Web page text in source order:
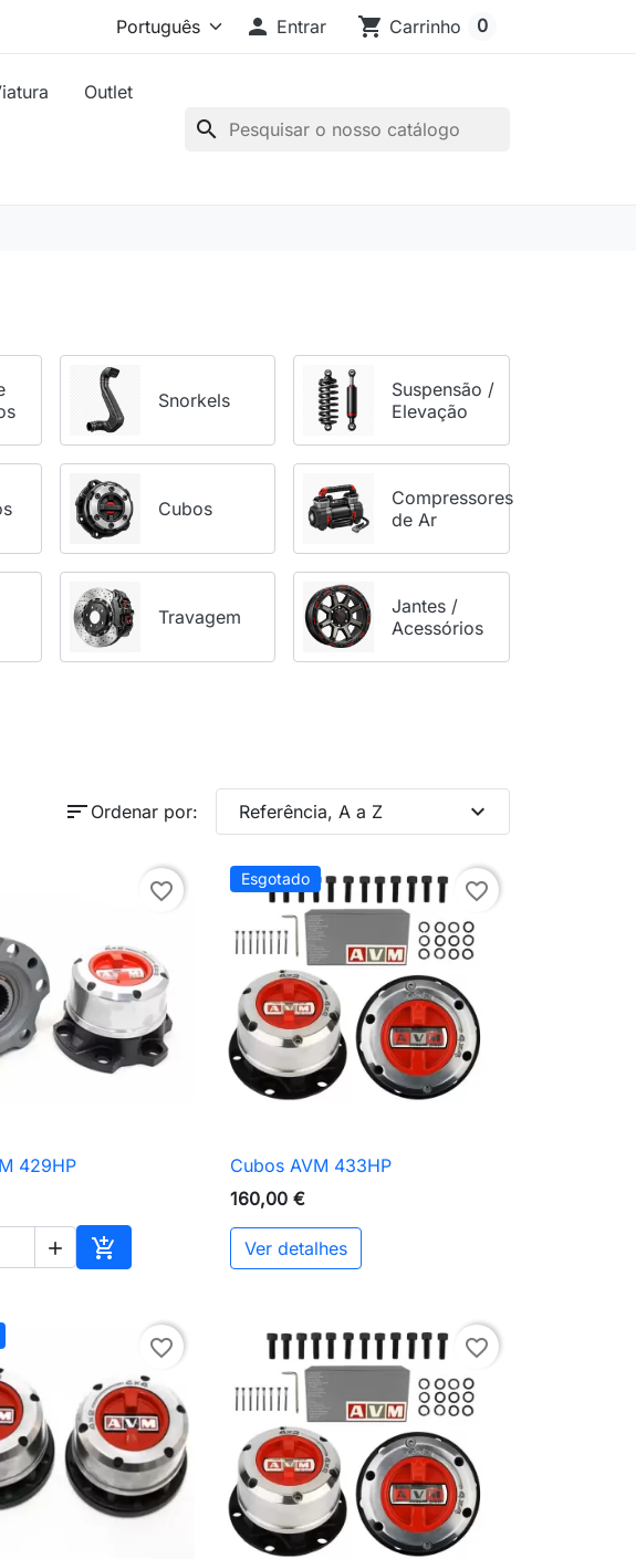
 Entrar shopping_cart Carrinho 0
Outlet
search
Snorkels
Suspensão /
Elevação
Cubos
Compressores
de Ar
Travagem
Jantes /
Acessórios
sort Ordenar por: Referência, A a Z expand_more
favorite_border
Vista rápida
429HP
 
Adicionar ao carrinho
Esgotado favorite_border
 Vista rápida
Cubos AVM 433HP
160,00 €
Ver detalhes
favorite_border favorite_border